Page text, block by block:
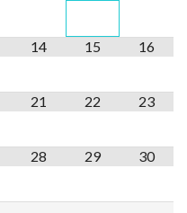
14 15 16
21 22 23
28 29 30